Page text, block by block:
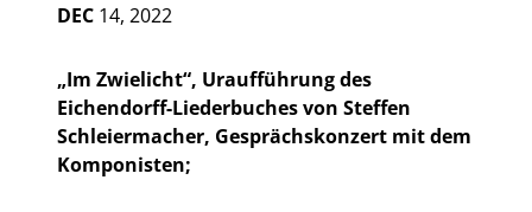
DEC14, 2022
„Im Zwielicht“, Uraufführung des
Eichendorff-Liederbuches von Steffen
Schleiermacher, Gesprächskonzert mit dem
Komponisten;